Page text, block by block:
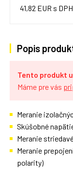
41,82 EUR s DPH
Popis
Tento produkt
Máme pre vás
Meranie
Skúšobné
Meranie
Meranie
polarity)